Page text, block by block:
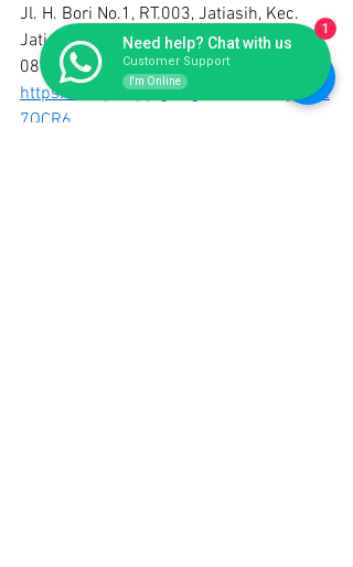
Jl. H. Bori No.1, RT.003, Jatiasih, Kec.
Jatiasih, Kota Bks, Jawa Barat 17425
0817-6988-578
https://maps.app.goo.gl/S1d4Ew4ykkJE
7QCR6
Need help? Chat with us
Customer Support
I'm Online
1